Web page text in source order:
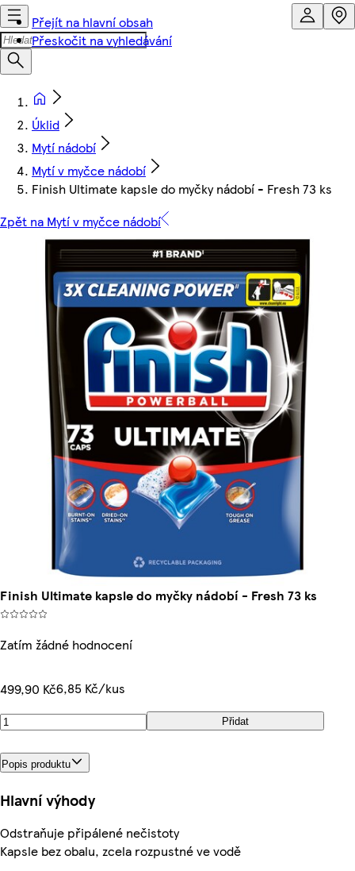
Přejít na hlavní obsah
Přeskočit na vyhledávání
Úklid
Mytí nádobí
Mytí v myčce nádobí
Finish Ultimate kapsle do myčky nádobí - Fresh 73 ks
Zpět na Mytí v myčce nádobí
Finish Ultimate kapsle do myčky nádobí - Fresh 73 ks
Zatím žádné hodnocení
499,90 Kč6,85 Kč/kus
Přidat
Popis produktu
Hlavní výhody
Odstraňuje připálené nečistoty
Kapsle bez obalu, zcela rozpustné ve vodě